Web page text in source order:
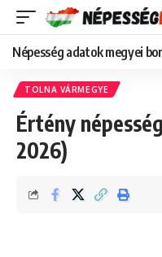
Népesség adatok megyei
TOLNA VÁRMEGYE
Értény
2026)